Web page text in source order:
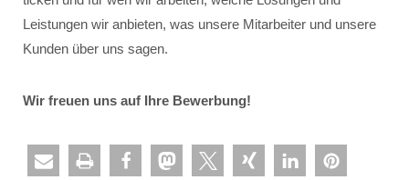
Leistungen wir anbieten, was unsere Mitarbeiter und unsere
Kunden über uns sagen.
Wir freuen uns auf Ihre Bewerbung!